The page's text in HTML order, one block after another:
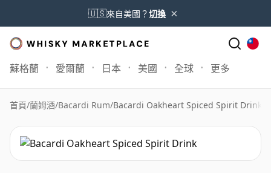
🇺🇸來自美國？切換 ×
蘇格蘭 愛爾蘭 日本 美國 全球 更多
首頁/蘭姆酒/Bacardi Rum/Bacardi Oakheart Spiced Spirit Drink